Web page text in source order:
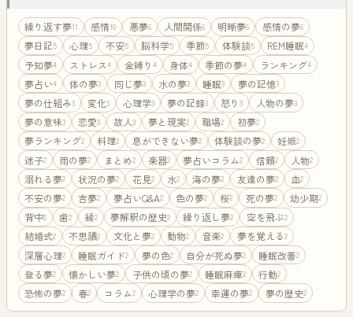
繰り返す夢11 感情10 悪夢6 人間関係6 明晰夢6 感情の夢6
夢日記5 心理5 不安5 脳科学5 季節5 体験談5 REM睡眠4
予知夢4 ストレス4 金縛り 4 身体4 季節の夢4 ランキング4
夢占い4 体の夢3 同じ夢3 水の夢3 睡眠3 夢の記憶3
夢の仕組み3 変化3 心理学3 夢の記録3 怒り3 人物の夢3
夢の意味3 恋愛3 故人3 夢と現実2 職場2 初夢2
夢ランキング2 料理2 息ができない夢2 体験談の夢2 妊娠2
迷子2 雨の夢2 まとめ2 楽器2 夢占いコラム2 信頼2 人物2
溺れる夢2 状況の夢2 花見2 水2 海の夢2 友達の夢2 血2
不安の夢2 吉夢2 夢占いQ&A2 色の夢2 桜2 死の夢2 幼少期2
背中2 歯2 縁2 夢解釈の歴史2 繰り返し夢2 空を飛ぶ2
結婚式2 不思議2 文化と夢2 動物2 音楽2 夢を覚える2
深層心理2 睡眠ガイド2 夢の色2 自分が死ぬ夢2 睡眠改善2
登る夢2 懐かしい夢2 子供の頃の夢2 睡眠麻痺2 行動2
恐怖の夢2 春2 コラム2 心理学の夢2 幸運の夢2 夢の歴史2